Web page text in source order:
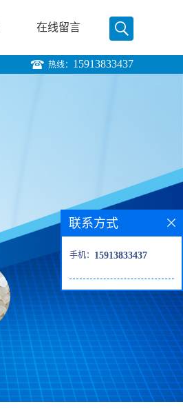
在线留言
热线： 15913833437
联系方式
手机： 15913833437